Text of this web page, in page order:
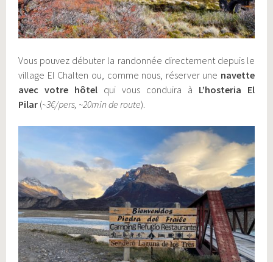
Vous pouvez débuter la randonnée directement depuis le
village El Chalten ou, comme nous, réserver une navette
avec votre hôtel qui vous conduira à L’hosteria El
Pilar (~3€/pers, ~20min de route).